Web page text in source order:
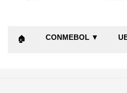
🏠 CONMEBOL ▼